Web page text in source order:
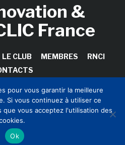
&
France
LE CLUB MEMBRES
RNCI
& Culture CLIC France /
Conseils
pour vous garantir la meilleure
Si vous continuez à utiliser ce
que vous acceptez l'utilisation des
Ok